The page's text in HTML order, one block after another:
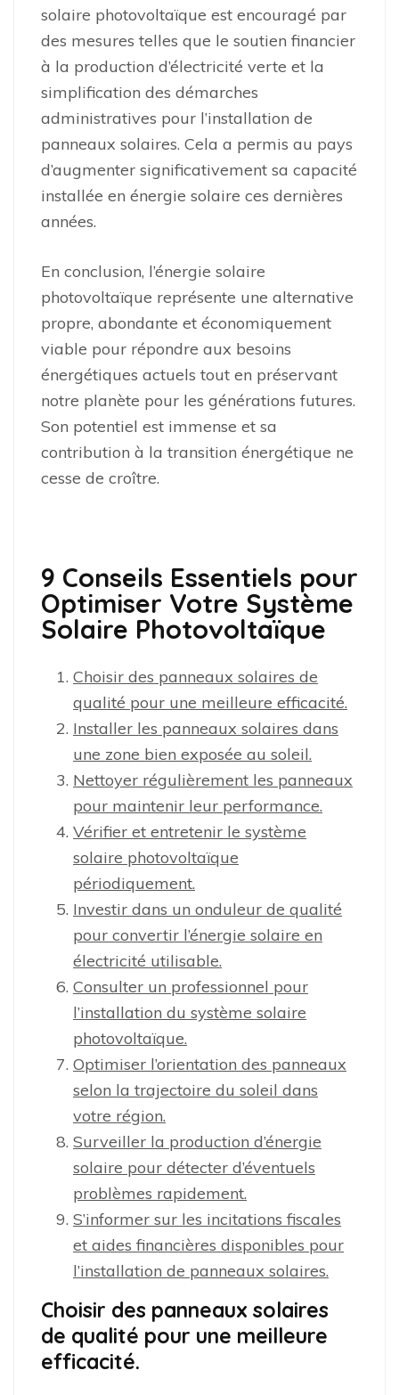
solaire photovoltaïque est encouragé par
des mesures telles que le soutien financier
à la production d’électricité verte et la
simplification des démarches
administratives pour l’installation de
panneaux solaires. Cela a permis au pays
d’augmenter significativement sa capacité
installée en énergie solaire ces dernières
années.
En conclusion, l’énergie solaire
photovoltaïque représente une alternative
propre, abondante et économiquement
viable pour répondre aux besoins
énergétiques actuels tout en préservant
notre planète pour les générations futures.
Son potentiel est immense et sa
contribution à la transition énergétique ne
cesse de croître.
9 Conseils Essentiels pour
Optimiser Votre Système
Solaire Photovoltaïque
Choisir des panneaux solaires de
qualité pour une meilleure efficacité.
Installer les panneaux solaires dans
une zone bien exposée au soleil.
Nettoyer régulièrement les panneaux
pour maintenir leur performance.
Vérifier et entretenir le système
solaire photovoltaïque
périodiquement.
Investir dans un onduleur de qualité
pour convertir l’énergie solaire en
électricité utilisable.
Consulter un professionnel pour
l’installation du système solaire
photovoltaïque.
Optimiser l’orientation des panneaux
selon la trajectoire du soleil dans
votre région.
Surveiller la production d’énergie
solaire pour détecter d’éventuels
problèmes rapidement.
S’informer sur les incitations fiscales
et aides financières disponibles pour
l’installation de panneaux solaires.
Choisir des panneaux solaires
de qualité pour une meilleure
efficacité.